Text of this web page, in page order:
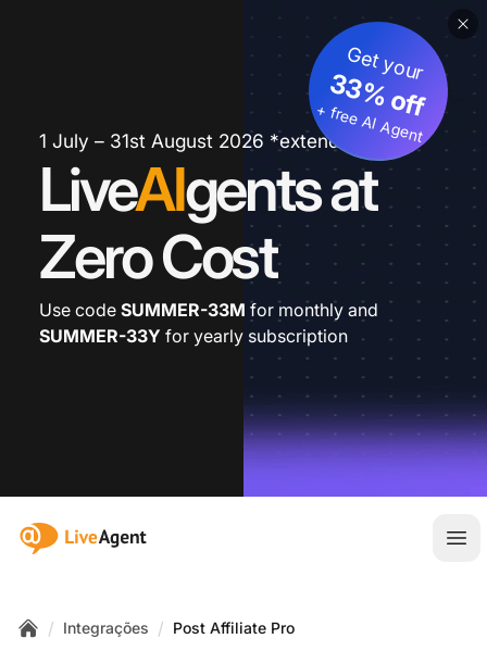
1 July – 31st August 2026 *extended
LiveAIgents at
Zero Cost
Get your
33% off
+ free AI Agent
Use code SUMMER-33M for monthly and
SUMMER-33Y for yearly subscription
:site.title
/ Integrações / Post Affiliate Pro